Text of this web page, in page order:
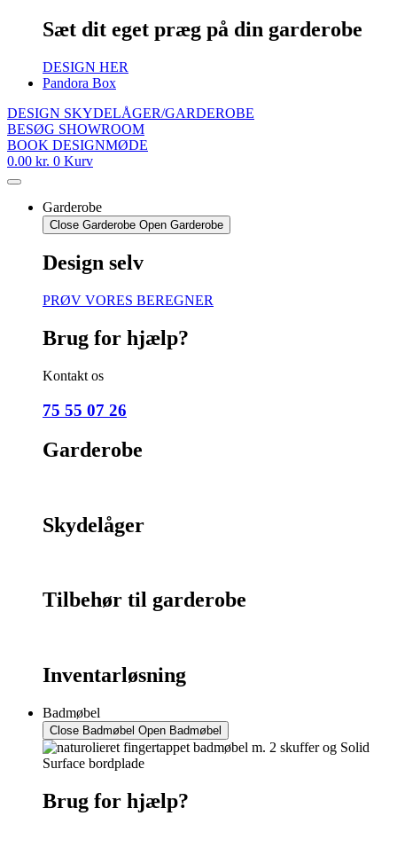
Sæt dit eget præg på din garderobe
DESIGN HER
Pandora Box
DESIGN SKYDELÅGER/GARDEROBE
BESØG SHOWROOM
BOOK DESIGNMØDE
0.00 kr. 0 Kurv
Garderobe
Close Garderobe Open Garderobe
Design selv
PRØV VORES BEREGNER
Brug for hjælp?
Kontakt os
75 55 07 26
Garderobe
Skydelåger
Tilbehør til garderobe
Inventarløsning
Badmøbel
Close Badmøbel Open Badmøbel
Brug for hjælp?